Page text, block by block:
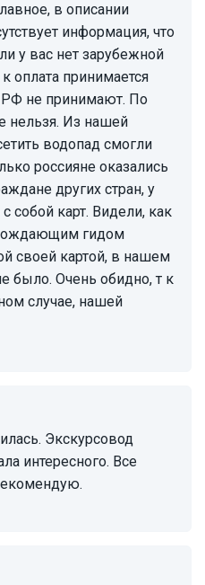
в описании
информация, что
у вас нет зарубежной
оплата принимается
РФ не принимают. По
нельзя. Из нашей
водопад смогли
россияне оказались
других стран, у
собой карт. Видели, как
гидом
своей картой, в нашем
было. Очень обидно, т к
случае, нашей
интересного. Все